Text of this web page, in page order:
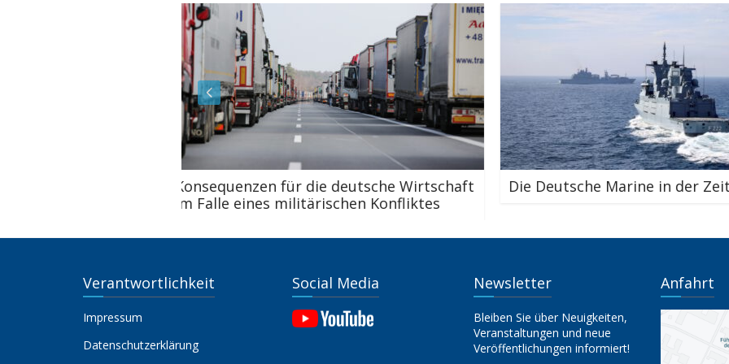
Konsequenzen für die deutsche Wirtschaft
im Falle eines militärischen Konfliktes
Die Deutsche Marine in der Zeitenwende
Verantwortlichkeit
Impressum
Datenschutzerklärung
Social Media Newsletter
Bleiben Sie über Neuigkeiten,
Veranstaltungen und neue
Veröffentlichungen informiert!
Anfahrt